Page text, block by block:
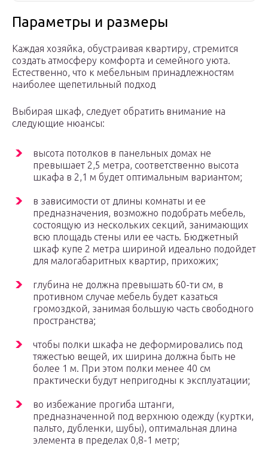
Параметры и размеры
Каждая хозяйка, обустраивая квартиру, стремится
создать атмосферу комфорта и семейного уюта.
Естественно, что к мебельным принадлежностям
наиболее щепетильный подход
Выбирая шкаф, следует обратить внимание на
следующие нюансы:
высота потолков в панельных домах не
превышает 2,5 метра, соответственно высота
шкафа в 2,1 м будет оптимальным вариантом;
в зависимости от длины комнаты и ее
предназначения, возможно подобрать мебель,
состоящую из нескольких секций, занимающих
всю площадь стены или ее часть. Бюджетный
шкаф купе 2 метра шириной идеально подойдет
для малогабаритных квартир, прихожих;
глубина не должна превышать 60-ти см, в
противном случае мебель будет казаться
громоздкой, занимая большую часть свободного
пространства;
чтобы полки шкафа не деформировались под
тяжестью вещей, их ширина должна быть не
более 1 м. При этом полки менее 40 см
практически будут непригодны к эксплуатации;
во избежание прогиба штанги,
предназначенной под верхнюю одежду (куртки,
пальто, дубленки, шубы), оптимальная длина
элемента в пределах 0,8-1 метр;